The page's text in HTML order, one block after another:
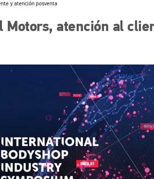
y atención posventa
Motors, atención al